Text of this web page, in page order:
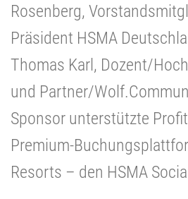
Rosenberg,
Präsident HSMA
Thomas Karl, Dozent/
und Partner/
Sponsor unterstützte
Premium-
Resorts – den HSMA